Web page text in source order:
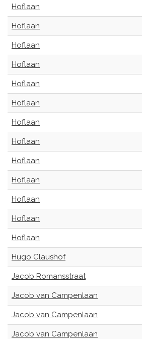
Hoflaan
Hoflaan
Hoflaan
Hoflaan
Hoflaan
Hoflaan
Hoflaan
Hoflaan
Hoflaan
Hoflaan
Hoflaan
Hoflaan
Hoflaan
Hugo Claushof
Jacob Romansstraat
Jacob van Campenlaan
Jacob van Campenlaan
Jacob van Campenlaan